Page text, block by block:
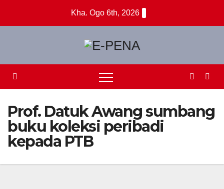
Kha. Ogo 6th, 2026
Prof. Datuk Awang sumbang
buku koleksi peribadi
kepada PTB